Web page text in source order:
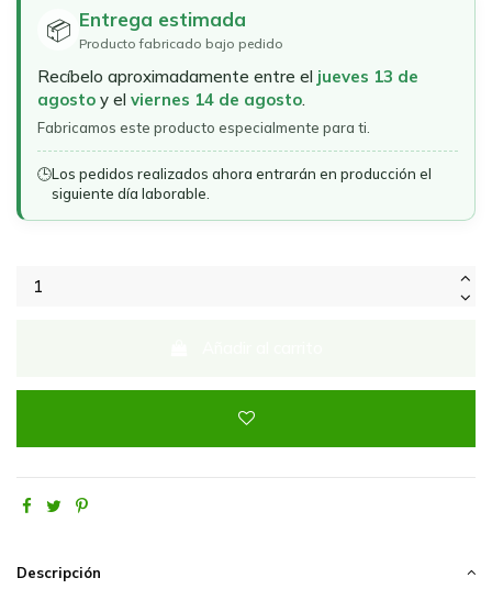
📦 Entrega estimada
Producto fabricado bajo pedido
Recíbelo aproximadamente entre el jueves 13 de
agosto y el viernes 14 de agosto.
Fabricamos este producto especialmente para ti.
🕒Los pedidos realizados ahora entrarán en producción el
siguiente día laborable.
Descripción